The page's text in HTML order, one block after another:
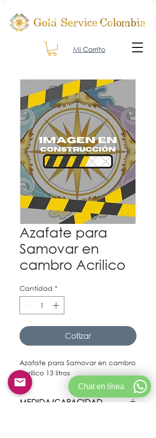
Mi Carrito
Azafate para
Samovar en
cambro Acrilico
Cantidad *
Cotizar
Azafate para Samovar en cambro
Acrilico 13 litros
MEDIDA/CAPACIDAD
Chat en línea